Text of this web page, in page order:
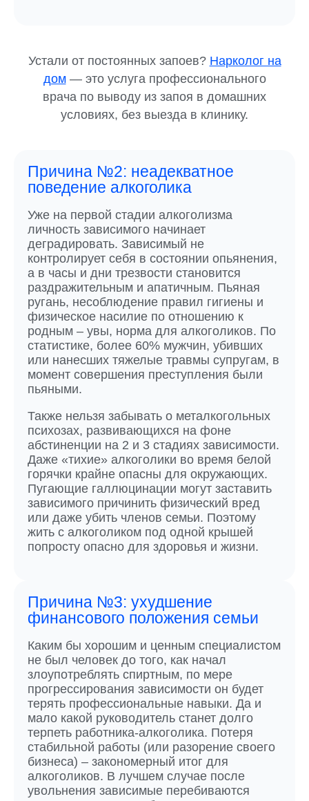
Устали от постоянных запоев? Нарколог на
дом— это услуга профессионального
врача по выводу из запоя в домашних
условиях, без выезда в клинику.
Причина №2: неадекватное
поведение алкоголика
Уже на первой стадии алкоголизма
личность зависимого начинает
деградировать. Зависимый не
контролирует себя в состоянии опьянения,
а в часы и дни трезвости становится
раздражительным и апатичным. Пьяная
ругань, несоблюдение правил гигиены и
физическое насилие по отношению к
родным – увы, норма для алкоголиков. По
статистике, более 60% мужчин, убивших
или нанесших тяжелые травмы супругам, в
момент совершения преступления были
пьяными.
Также нельзя забывать о металкогольных
психозах, развивающихся на фоне
абстиненции на 2 и 3 стадиях зависимости.
Даже «тихие» алкоголики во время белой
горячки крайне опасны для окружающих.
Пугающие галлюцинации могут заставить
зависимого причинить физический вред
или даже убить членов семьи. Поэтому
жить с алкоголиком под одной крышей
попросту опасно для здоровья и жизни.
Причина №3: ухудшение
финансового положения семьи
Каким бы хорошим и ценным специалистом
не был человек до того, как начал
злоупотреблять спиртным, по мере
прогрессирования зависимости он будет
терять профессиональные навыки. Да и
мало какой руководитель станет долго
терпеть работника-алкоголика. Потеря
стабильной работы (или разорение своего
бизнеса) – закономерный итог для
алкоголиков. В лучшем случае после
увольнения зависимые перебиваются